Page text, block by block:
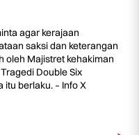
agar kerajaan
saksi dan keterangan
oleh Majistret kehakiman
Double Six
berlaku. – Info X